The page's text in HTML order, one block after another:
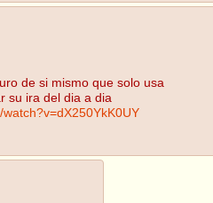
de si mismo que solo usa
su ira del dia a dia